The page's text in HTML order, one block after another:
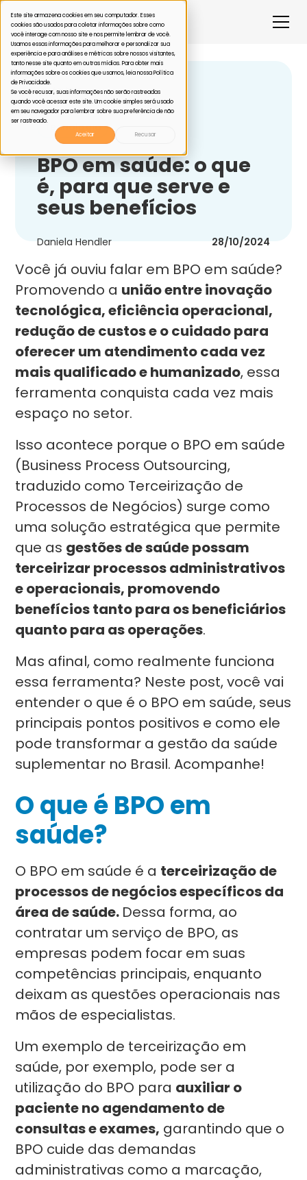
Este site armazena cookies em seu computador. Esses
cookies são usados para coletar informações sobre como
você interage com nosso site e nos permite lembrar de você.
Usamos essas informações para melhorar e personalizar sua
experiência e para análises e métricas sobre nossos visitantes,
tanto nesse site quanto em outras mídias. Para obter mais
informações sobre os cookies que usamos, leia nossa Política
de Privacidade.
Se você recusar, suas informações não serão rastreadas
quando você acessar este site. Um cookie simples será usado
em seu navegador para lembrar sobre sua preferência de não
ser rastreado.
Aceitar
Recusar
Voltar
Tecnologia
BPO em saúde: o que
é, para que serve e
seus benefícios
Daniela Hendler 28/10/2024
Você já ouviu falar em BPO em saúde?
Promovendo a união entre inovação
tecnológica, eficiência operacional,
redução de custos e o cuidado para
oferecer um atendimento cada vez
mais qualificado e humanizado, essa
ferramenta conquista cada vez mais
espaço no setor.
Isso acontece porque o BPO em saúde
(Business Process Outsourcing,
traduzido como Terceirização de
Processos de Negócios) surge como
uma solução estratégica que permite
que as gestões de saúde possam
terceirizar processos administrativos
e operacionais, promovendo
benefícios tanto para os beneficiários
quanto para as operações.
Mas afinal, como realmente funciona
essa ferramenta? Neste post, você vai
entender o que é o BPO em saúde, seus
principais pontos positivos e como ele
pode transformar a gestão da saúde
suplementar no Brasil. Acompanhe!
O que é BPO em
saúde?
O BPO em saúde é a terceirização de
processos de negócios específicos da
área de saúde. Dessa forma, ao
contratar um serviço de BPO, as
empresas podem focar em suas
competências principais, enquanto
deixam as questões operacionais nas
mãos de especialistas.
Um exemplo de terceirização em
saúde, por exemplo, pode ser a
utilização do BPO para auxiliar o
paciente no agendamento de
consultas e exames, garantindo que o
BPO cuide das demandas
administrativas como a marcação,